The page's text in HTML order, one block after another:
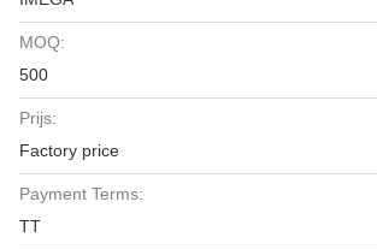
MOQ:
500
Prijs:
Factory price
Payment Terms:
TT